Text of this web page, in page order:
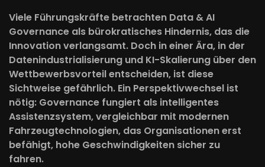
Viele Führungskräfte betrachten Data & AI
Governance als bürokratisches Hindernis, das die
Innovation verlangsamt. Doch in einer Ära, in der
Datenindustrialisierung und KI-Skalierung über den
Wettbewerbsvorteil entscheiden, ist diese
Sichtweise gefährlich. Ein Perspektivwechsel ist
nötig: Governance fungiert als intelligentes
Assistenzsystem, vergleichbar mit modernen
Fahrzeugtechnologien, das Organisationen erst
befähigt, hohe Geschwindigkeiten sicher zu
fahren.